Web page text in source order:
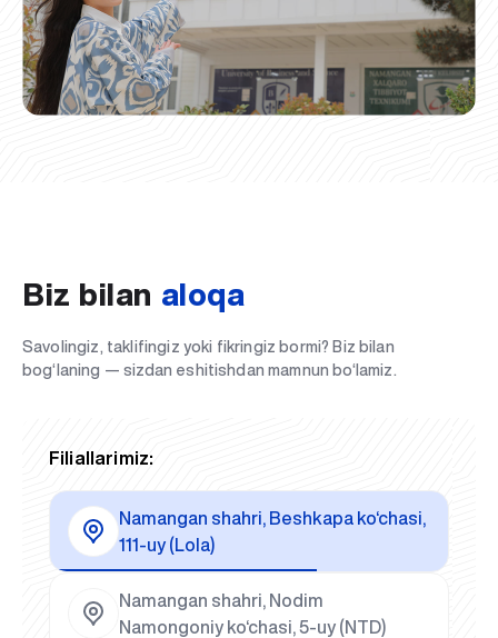
Biz bilan aloqa
Savolingiz, taklifingiz yoki fikringiz bormi? Biz bilan
bog‘laning — sizdan eshitishdan mamnun bo‘lamiz.
Filiallarimiz:
Namangan shahri, Beshkapa ko‘chasi,
111-uy (Lola)
Namangan shahri, Nodim
Namongoniy ko‘chasi, 5-uy (NTD)